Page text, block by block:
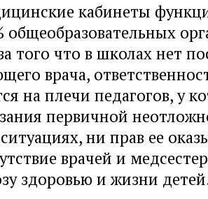
кабинеты
общеобразовательных
того что в школах нет
врача,
на плечи педагогов, у
первичной
ни прав ее
врачей и
здоровью и жизни